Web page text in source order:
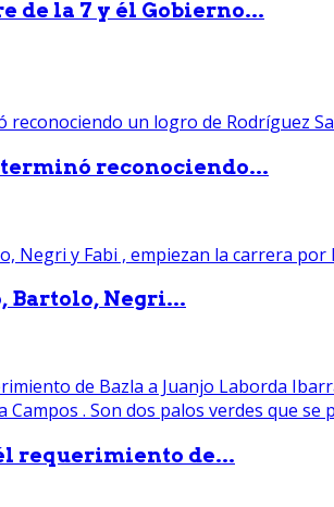
de la 7 y él Gobierno...
terminó reconociendo...
Bartolo, Negri...
requerimiento de...